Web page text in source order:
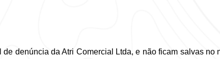
denúncia da Atri Comercial Ltda, e não ficam salvas